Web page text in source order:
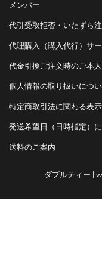
メンバー
代引受取拒否・いたずら
代理購入（購入代行）サ
代金引換ご注文時のご本
個人情報の取り扱いにつ
特定商取引法に関わる表示
発送希望日（日時指定）
送料のご案内
ダブルティー |